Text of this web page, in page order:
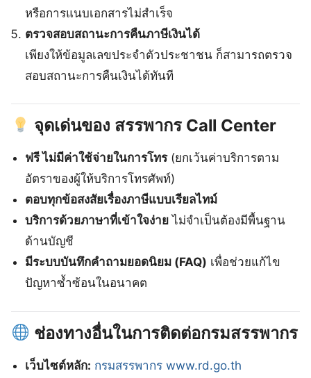
หรือการแนบเอกสารไม่สำเร็จ
ตรวจสอบสถานะการคืนภาษีเงินได้
เพียงให้ข้อมูลเลขประจำตัวประชาชน ก็สามารถตรวจ
สอบสถานะการคืนเงินได้ทันที
จุดเด่นของ สรรพากร Call Center
ฟรี ไม่มีค่าใช้จ่ายในการโทร(ยกเว้นค่าบริการตาม
อัตราของผู้ให้บริการโทรศัพท์)
ตอบทุกข้อสงสัยเรื่องภาษีแบบเรียลไทม์
บริการด้วยภาษาที่เข้าใจง่าย ไม่จำเป็นต้องมีพื้นฐาน
ด้านบัญชี
มีระบบบันทึกคำถามยอดนิยม (FAQ) เพื่อช่วยแก้ไข
ปัญหาซ้ำซ้อนในอนาคต
ช่องทางอื่นในการติดต่อกรมสรรพากร
เว็บไซต์หลัก: กรมสรรพากร www.rd.go.th